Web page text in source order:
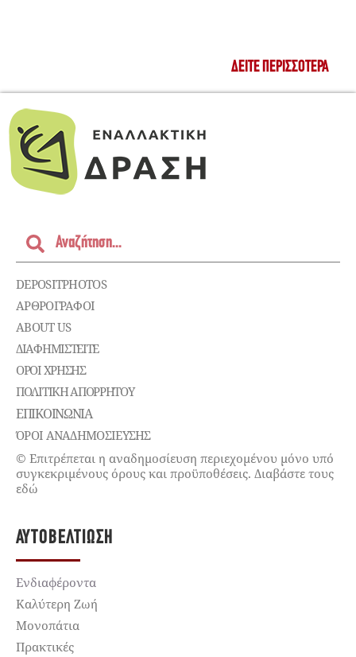
ΔΕΊΤΕ ΠΕΡΙΣΣΌΤΕΡΑ
DEPOSITPHOTOS
ΑΡΘΡΟΓΡΑΦΟΙ
ABOUT US
ΔΙΑΦΗΜΙΣΤΕΊΤΕ
ΌΡΟΙ ΧΡΉΣΗΣ
ΠΟΛΙΤΙΚΉ ΑΠΟΡΡΉΤΟΥ
ΕΠΙΚΟΙΝΩΝΊΑ
ΌΡΟΙ ΑΝΑΔΗΜΟΣΙΕΥΣΗΣ
© Επιτρέπεται η αναδημοσίευση περιεχομένου μόνο υπό
συγκεκριμένους όρους και προϋποθέσεις. Διαβάστε τους
εδώ
ΑΥΤΟΒΕΛΤΊΩΣΗ
Ενδιαφέροντα
Καλύτερη Ζωή
Μονοπάτια
Πρακτικές